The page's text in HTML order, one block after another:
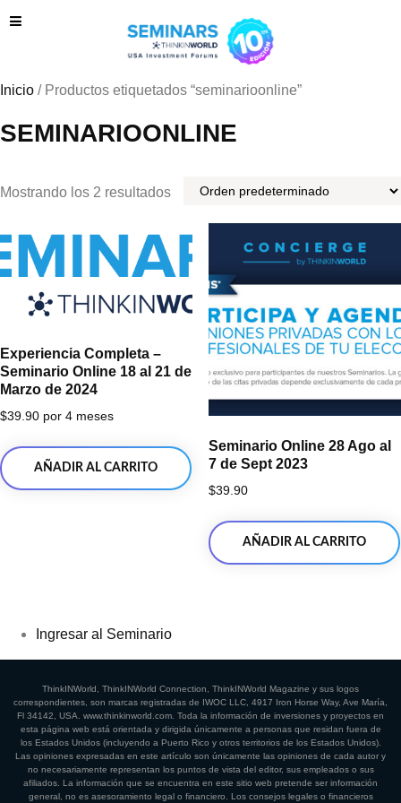
Inicio / Productos etiquetados “seminarioonline”
SEMINARIOONLINE
Mostrando los 2 resultados
Experiencia Completa –
Seminario Online 18 al 21 de
Marzo de 2024
$39.90 por 4 meses
AÑADIR AL CARRITO
Seminario Online 28 Ago al
7 de Sept 2023
$39.90
AÑADIR AL CARRITO
Ingresar al Seminario
ThinkINWorld, ThinkINWorld Connection, ThinkINWorld Magazine y sus logos
correspondientes, son marcas registradas de IWOC LLC, 4917 Iron Horse Way, Ave María,
Fl 34142, USA. www.thinkinworld.com. Toda la información de inversiones y proyectos en
esta página web está orientada y dirigida únicamente a personas que residan fuera de
los Estados Unidos (incluyendo a Puerto Rico y otros territorios de los Estados Unidos).
Las opiniones expresadas en este artículo son únicamente las opiniones de cada autor y
no necesariamente representan los puntos de vista del editor, sus empleados o sus
afiliados. La información que se encuentra en este sitio web pretende ser información
general, no es asesoramiento legal o financiero. Los consejos legales o financieros